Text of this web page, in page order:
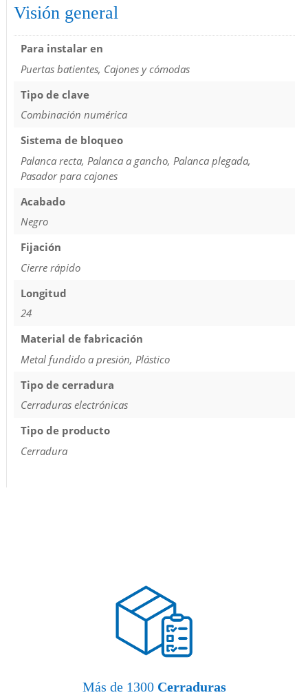
Visión general
Para instalar en
Puertas batientes, Cajones y cómodas
Tipo de clave
Combinación numérica
Sistema de bloqueo
Palanca recta, Palanca a gancho, Palanca plegada,
Pasador para cajones
Acabado
Negro
Fijación
Cierre rápido
Longitud
24
Material de fabricación
Metal fundido a presión, Plástico
Tipo de cerradura
Cerraduras electrónicas
Tipo de producto
Cerradura
Más de 1300 Cerraduras